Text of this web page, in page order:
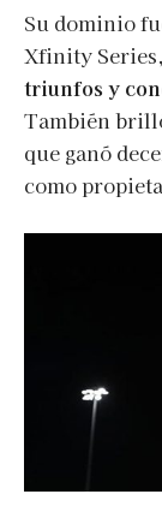
Su dominio
Xfinity
triunfos y
También
que ganó
como